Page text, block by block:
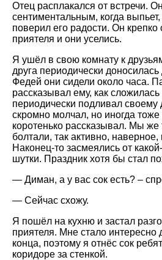
Отец расплакался от встречи.
сентиментальным, когда
поверил его радости. Он крепко
приятеля и они уселись.
Я ушёл в свою комнату к
друга периодически
Федей они сидели около часа.
рассказывал ему, как сложилась
периодически подливал своему
скромно молчал, но иногда тоже
коротенько рассказывал. Мы же
болтали, так активно,
Наконец-то засмеялись от
шутки. Праздник хотя бы стал
— Диман, а у вас сок есть? –
— Сейчас схожу.
Я пошёл на кухню и застал
приятеля. Мне стало интересно
конца, поэтому я отнёс сок
коридоре за стенкой.